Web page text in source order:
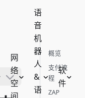
网
络
空
语
音
机
器
人
&
语
软
件
概览
支付流
程
ZAP